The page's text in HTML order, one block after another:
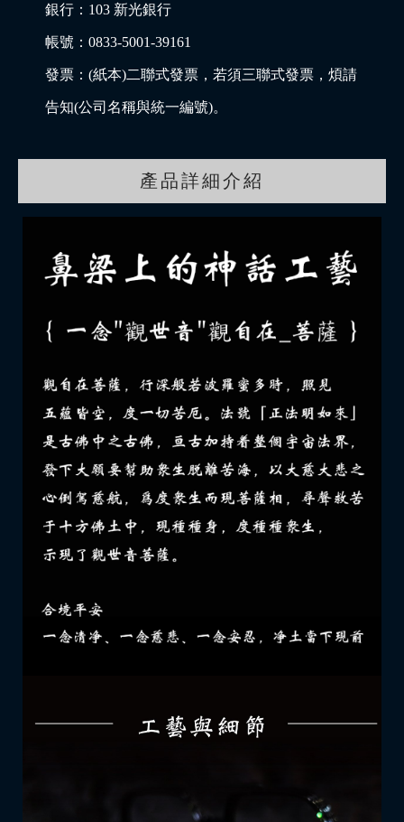
銀行：103 新光銀行
帳號：0833-5001-39161
發票：(紙本)二聯式發票，若須三聯式發票，煩請
告知(公司名稱與統一編號)。
產品詳細介紹